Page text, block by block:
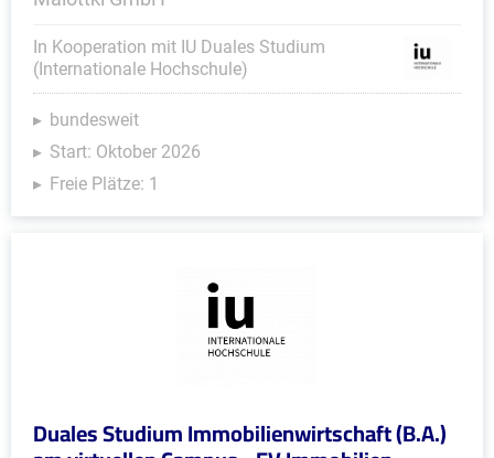
In Kooperation mit IU Duales Studium
(Internationale Hochschule)
bundesweit
Start: Oktober 2026
Freie Plätze: 1
Duales Studium Immobilienwirtschaft (B.A.)